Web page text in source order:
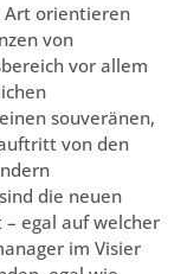
Art orientieren
von
vor allem
souveränen,
von den
die neuen
egal auf welcher
im Visier